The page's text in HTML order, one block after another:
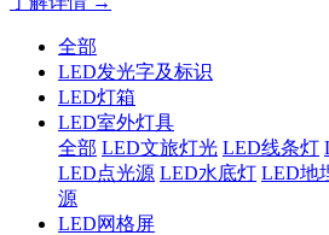
全部
LED发光字及标识
LED灯箱
LED室外灯具
全部 LED文旅灯光 LED线条灯
LED点光源 LED水底灯 LED地
源
LED网格屏